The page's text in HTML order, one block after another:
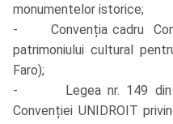
monumentelor istorice;
- Convenția cadru
patrimoniului cultural
Faro);
- Legea nr. 149 din
Convenției UNIDROIT